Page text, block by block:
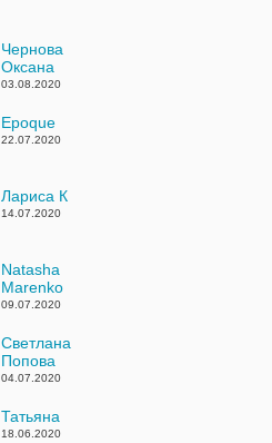
Чернова
Оксана
03.08.2020
Epoque
22.07.2020
Лариса К
14.07.2020
Natasha
Marenko
09.07.2020
Светлана
Попова
04.07.2020
Татьяна
18.06.2020